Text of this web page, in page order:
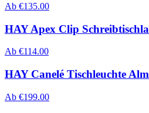
Ab €135.00
HAY Apex Clip
Ab €114.00
HAY Canelé Tischleuchte
Ab €199.00